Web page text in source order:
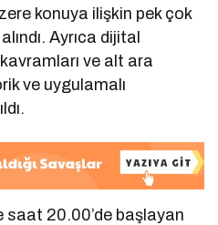
konuya ilişkin pek çok
Ayrıca dijital
ve alt ara
ve uygulamalı
20.00’de başlayan